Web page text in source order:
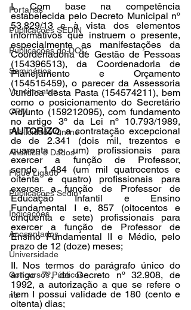
Portarias
Publicações SEDIN
Publicações do DOC
Seminários
Vencimentos
CRM
Publicidade Online
Analítica e Dados
Fique Ligado
Publicações Sedin
Indicações
Aposentados
Universidade
Concursos Públicos
no
I. Com base na competência
estabelecida pelo Decreto Municipal nº
53.829/13 e à vista dos elementos
informativos que instruem o presente,
especialmente as manifestações da
Coordenadoria de Gestão de Pessoas
(154396513), da Coordenadoria de
Planejamento e Orçamento
(154515459), o parecer da Assessoria
Jurídica desta Pasta (154574211), bem
como o posicionamento do Secretário
Adjunto (159212095), com fundamento
AUTORIZO, a contratação excepcional
de de 2.341 (dois mil, trezentos e
quarenta e um) profissionais para
exercer a função de Professor,
sendo 1.484 (um mil quatrocentos e
oitenta e quatro) profissionais para
exercer a função de Professor de
Educação Infantil e Ensino
Fundamental I e, 857 (oitocentos e
cinquenta e sete) profissionais para
exercer a função de Professor de
Ensino Fundamental II e Médio, pelo
prazo de 12 (doze) meses;
II. Nos termos do parágrafo único do
artigo 7º, do Decreto nº 32.908, de
1992, a autorização a que se refere o
item I possui validade de 180 (cento e
oitenta) dias;